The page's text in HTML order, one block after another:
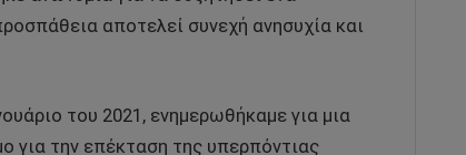
αποτελεί συνεχή ανησυχία και
του 2021, ενημερωθήκαμε για μια
για την επέκταση της υπερπόντιας